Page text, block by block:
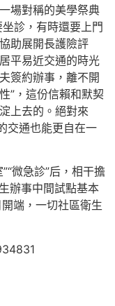
場對稱的美學祭典
診，有時還要上門
助展開長護險評
平易近交通的時光
簽約辦事，離不開
”，這份信賴和默契
上去的。絕對來
交通也能更自在一
微急診”后，相干擔
辦事中間試點基本
端，一切社區衛生